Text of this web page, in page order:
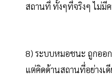
สถานที่ ทั้งๆที่จริงๆ ไม่
8) ระบบหมอชนะ ถูกออ
แต่คิดด้านสถานที่อย่างเดี